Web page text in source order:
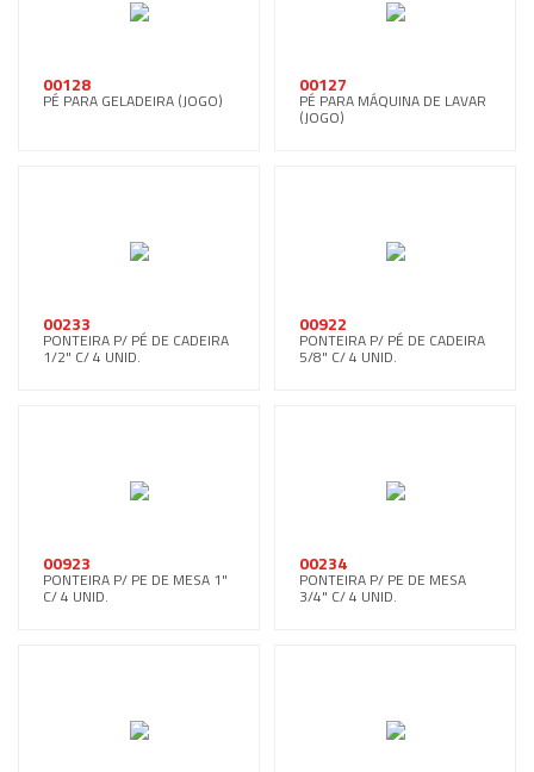
00128
PÉ PARA GELADEIRA (JOGO)
00127
PÉ PARA MÁQUINA DE LAVAR
(JOGO)
00233
PONTEIRA P/ PÉ DE CADEIRA
1/2" C/ 4 UNID.
00922
PONTEIRA P/ PÉ DE CADEIRA
5/8" C/ 4 UNID.
00923
PONTEIRA P/ PE DE MESA 1"
C/ 4 UNID.
00234
PONTEIRA P/ PE DE MESA
3/4" C/ 4 UNID.